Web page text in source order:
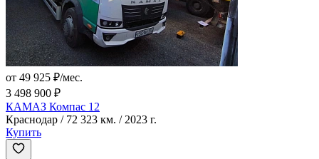
от 49 925 ₽/мес.
3 498 900 ₽
КАМАЗ Компас 12
Краснодар / 72 323 км. / 2023 г.
Купить